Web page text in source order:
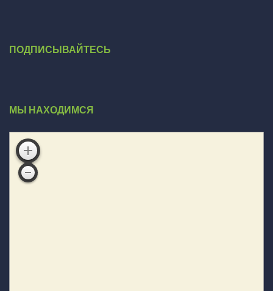
ПОДПИСЫВАЙТЕСЬ
МЫ НАХОДИМСЯ